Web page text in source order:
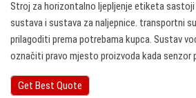
Stroj za horizontalno ljepljenje etiketa
sustava i sustava za naljepnice. transportni
prilagoditi prema potrebama kupca. Sustav
označiti pravo mjesto proizvoda kada senzor
Get Best Quote